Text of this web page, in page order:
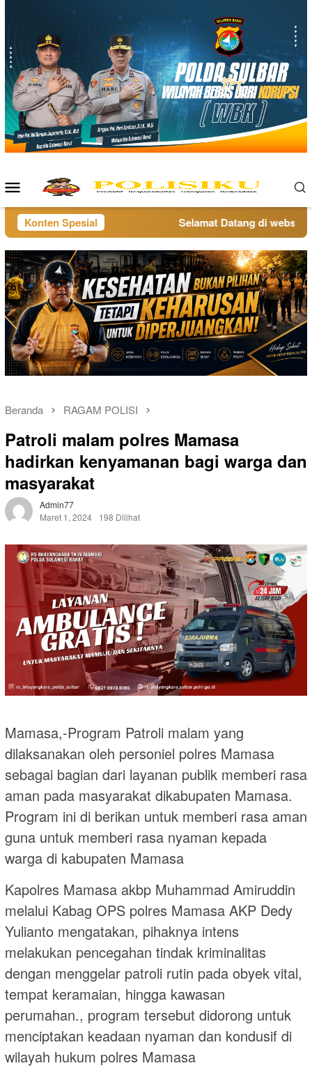
Menu
Mobile
Konten Spesial Selamat Datang di website
Beranda RAGAM POLISI
Patroli malam polres Mamasa
hadirkan kenyamanan bagi warga dan
masyarakat
Admin77
Maret 1, 2024
198 Dilihat
Mamasa,-Program Patroli malam yang
dilaksanakan oleh personiel polres Mamasa
sebagai bagian dari layanan publik memberi rasa
aman pada masyarakat dikabupaten Mamasa.
Program ini di berikan untuk memberi rasa aman
guna untuk memberi rasa nyaman kepada
warga di kabupaten Mamasa
Kapolres Mamasa akbp Muhammad Amiruddin
melalui Kabag OPS polres Mamasa AKP Dedy
Yulianto mengatakan, pihaknya intens
melakukan pencegahan tindak kriminalitas
dengan menggelar patroli rutin pada obyek vital,
tempat keramaian, hingga kawasan
perumahan., program tersebut didorong untuk
menciptakan keadaan nyaman dan kondusif di
wilayah hukum polres Mamasa